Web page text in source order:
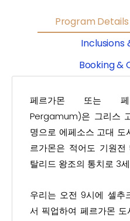
Program Details
Inclusions
Booking &
페르가몬 또는 페
Pergamum)은 그리스
명으로 에페소스 고대 도
르가몬은 적어도 기원
탈리드 왕조의 통치로 3
우리는 오전 9시에 셀추
서 픽업하여 페르가몬